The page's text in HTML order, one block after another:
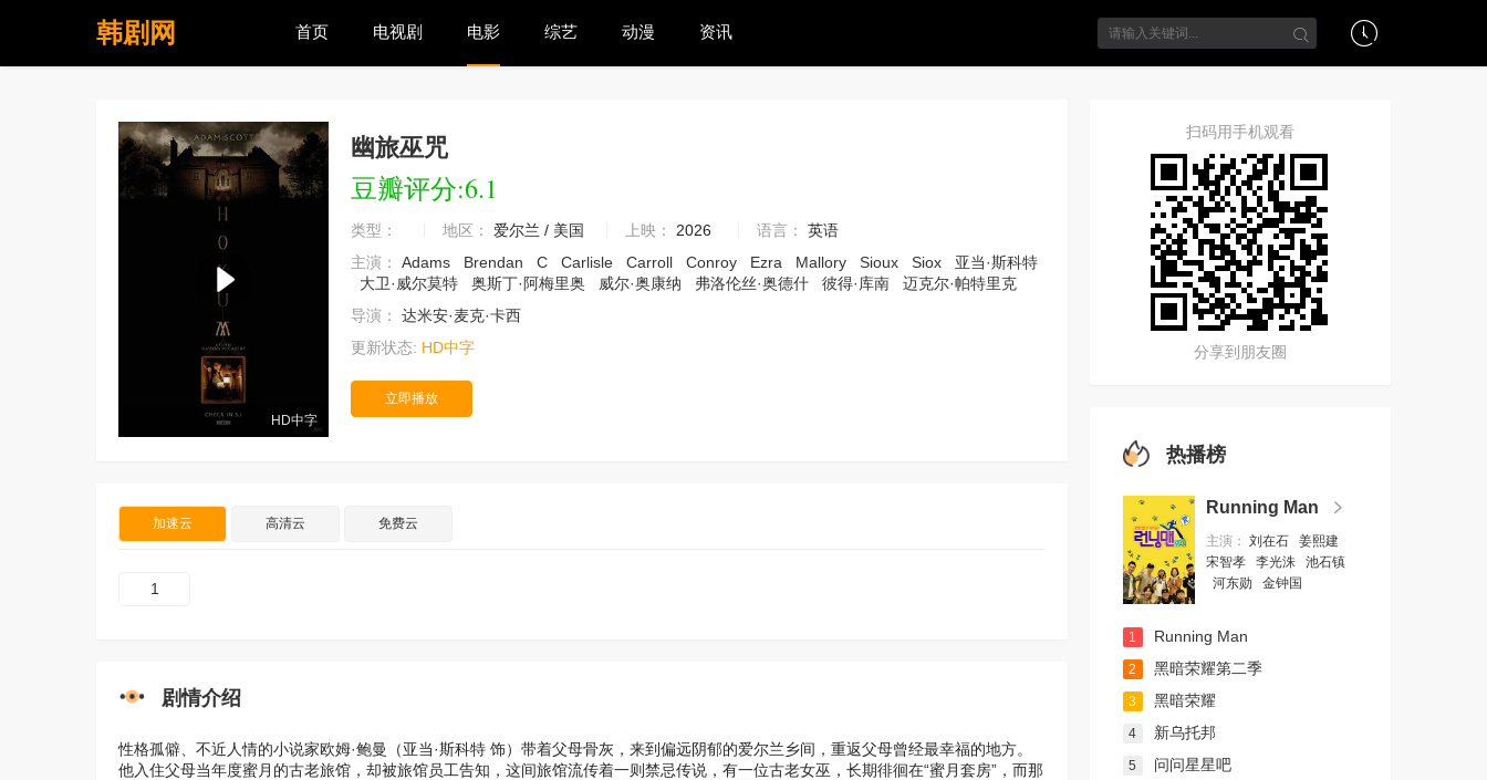
韩剧网 首页 电视剧 电影 综艺 动漫 资讯
HD中字
幽旅巫咒
豆瓣评分:6.1
类型： 地区： 爱尔兰 / 美国 上映： 2026 语言：
英语
主演：
Adams Brendan C Carlisle Carroll Conroy Ezra Mallory Sioux Siox
亚当·斯科特
大卫·威尔莫特
奥斯丁·阿梅里奥 威尔·奥康纳 弗洛伦丝·奥德什 彼得·库南
迈克尔·帕特里克
导演：
达米安·麦克·卡西
更新状态: HD中字
立即播放
加速云 高清云 免费云
1
剧情介绍
性格孤僻、不近人情的小说家欧姆·鲍曼（亚当·斯科特 饰）带着父母骨灰，来到偏远阴郁的爱尔兰乡间，重返父母曾经最幸福的地方。
他入住父母当年度蜜月的古老旅馆，却被旅馆员工告知，这间旅馆流传着一则禁忌传说，有一位古老女巫，长期徘徊在“蜜月套房”，而那
扫码用手机观看
分享到朋友圈
热播榜
Running Man
主演： 刘在石
姜熙建
宋智孝
李光洙
池石镇
河东勋
金钟国
1 Running Man
2 黑暗荣耀第二季
3 黑暗荣耀
4 新乌托邦
5 问问星星吧